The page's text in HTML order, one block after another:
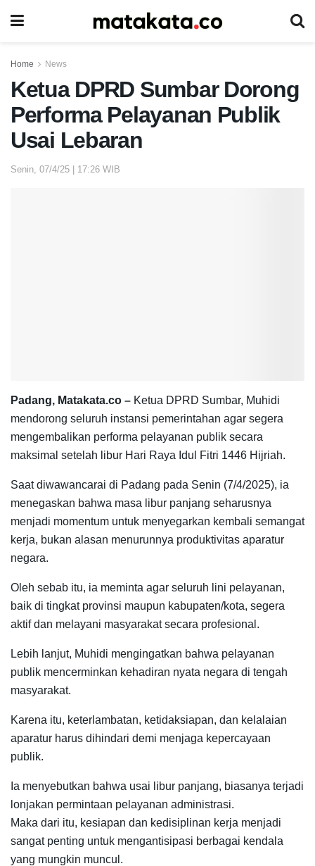
Home News
Ketua DPRD Sumbar Dorong
Performa Pelayanan Publik
Usai Lebaran
Senin, 07/4/25 | 17:26 WIB
Padang, Matakata.co – Ketua DPRD Sumbar, Muhidi
mendorong seluruh instansi pemerintahan agar segera
mengembalikan performa pelayanan publik secara
maksimal setelah libur Hari Raya Idul Fitri 1446 Hijriah.
Saat diwawancarai di Padang pada Senin (7/4/2025), ia
menegaskan bahwa masa libur panjang seharusnya
menjadi momentum untuk menyegarkan kembali semangat
kerja, bukan alasan menurunnya produktivitas aparatur
negara.
Oleh sebab itu, ia meminta agar seluruh lini pelayanan,
baik di tingkat provinsi maupun kabupaten/kota, segera
aktif dan melayani masyarakat secara profesional.
Lebih lanjut, Muhidi mengingatkan bahwa pelayanan
publik mencerminkan kehadiran nyata negara di tengah
masyarakat.
Karena itu, keterlambatan, ketidaksiapan, dan kelalaian
aparatur harus dihindari demi menjaga kepercayaan
publik.
Ia menyebutkan bahwa usai libur panjang, biasanya terjadi
lonjakan permintaan pelayanan administrasi.
Maka dari itu, kesiapan dan kedisiplinan kerja menjadi
sangat penting untuk mengantisipasi berbagai kendala
yang mungkin muncul.